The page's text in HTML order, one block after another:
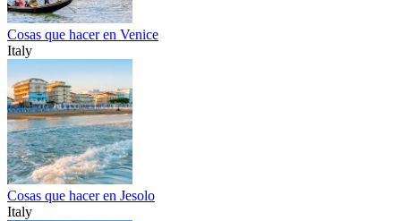
Cosas que hacer en Venice
Italy
Cosas que hacer en Jesolo
Italy